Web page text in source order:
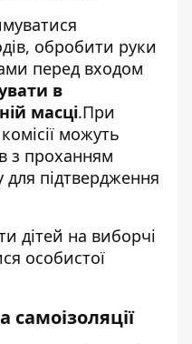
обробити руки
перед входом
в
масці.При
можуть
з проханням
підтвердження
дітей на виборчі
особистої
самоізоляції